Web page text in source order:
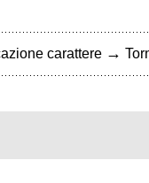
carattere →